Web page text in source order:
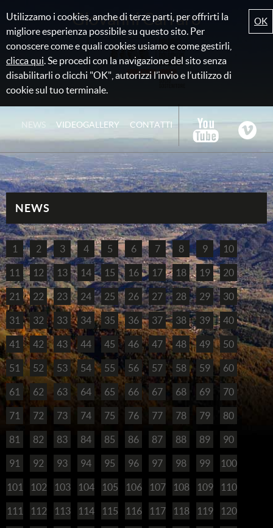
Utilizzamo i cookies, anche di terze parti, per offrirti la
migliore esperienza possibile su questo sito. Per
conoscere come e quali cookies usiamo e come gestirli,
clicca qui. Se procedi con la navigazione del sito senza
disabilitarli o clicchi "OK", autorizzi l’invio e l’utilizzo di
cookie sul tuo terminale.
OK
Giovanni Carraro
NEWS VIDEOGALLERY CONTATTI
NEWS
1 2 3 4 5 6 7 8 9 10
11 12 13 14 15 16 17 18 19 20
21 22 23 24 25 26 27 28 29 30
31 32 33 34 35 36 37 38 39 40
41 42 43 44 45 46 47 48 49 50
51 52 53 54 55 56 57 58 59 60
61 62 63 64 65 66 67 68 69 70
71 72 73 74 75 76 77 78 79 80
81 82 83 84 85 86 87 88 89 90
91 92 93 94 95 96 97 98 99 100
101 102 103 104 105 106 107 108 109 110
111 112 113 114 115 116 117 118 119 120